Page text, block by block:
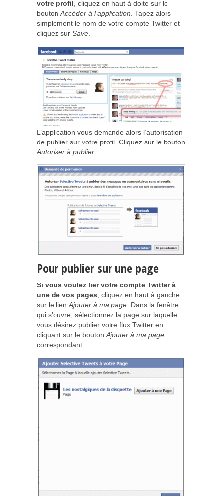
votre profil , cliquez en haut à doite sur le
bouton Accéder à l’application . Tapez alors
simplement le nom de votre compte Twitter et
cliquez sur Save
L’application vous demande alors l’autorisation
de publier sur votre profil. Cliquez sur le bouton
Autoriser à publier
Pour publier sur une page
Si vous voulez lier votre compte Twitter à
une de vos pages, cliquez en haut à gauche
sur le lienAjouter à ma page. Dans la fenêtre
qui s’ouvre, sélectionnez la page sur laquelle
vous désirez publier votre flux Twitter en
cliquant sur le boutonAjouter à ma page
correspondant.